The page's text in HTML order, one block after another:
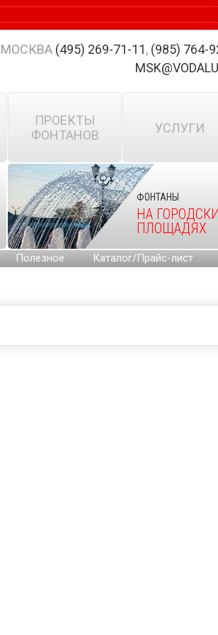
МОСКВА (495) 269-71-11, (985) 764-
ПРОЕКТЫ
ФОНТАНОВ
УСЛУГИ
ФОНТАНЫ
НА
ПЛОЩАДЯХ
Полезное Каталог/Прайс-лист